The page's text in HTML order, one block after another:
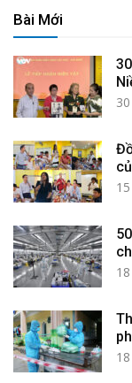
Bài Mới